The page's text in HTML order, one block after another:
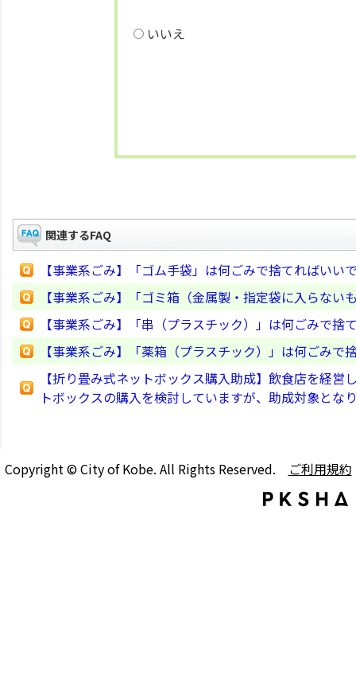
いいえ
関連するFAQ
【事業系ごみ】「ゴム手袋」は何ごみで捨てればいい
【事業系ごみ】「ゴミ箱（金属製・指定袋に入らな
【事業系ごみ】「串（プラスチック）」は何ごみで捨
【事業系ごみ】「薬箱（プラスチック）」は何ごみで
【折り畳み式ネットボックス購入助成】飲食店を経
トボックスの購入を検討していますが、助成対象とな
Copyright © City of Kobe. All Rights Reserved. ご利用規約